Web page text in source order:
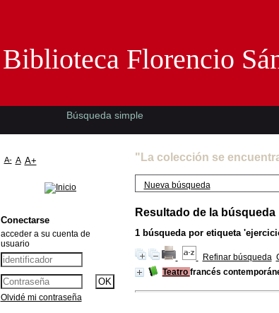
"La colección se
Nueva búsqueda
Resultado de la búsqueda
1búsqueda por etiqueta
Refinar búsqueda
Teatro francés
Biblioteca Florencio
Búsqueda simple
A- A A+
Conectarse
acceder a su cuenta de
usuario
Olvidé mi contraseña